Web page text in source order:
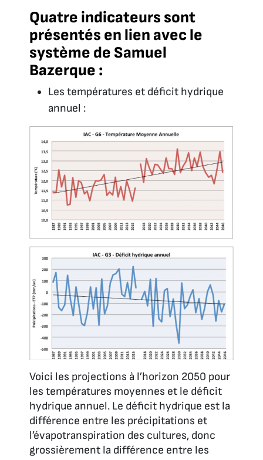
Quatre indicateurs sont
présentés en lien avec le
système de Samuel
Bazerque :
Les températures et déficit hydrique
annuel :
Voici les projections à l’horizon 2050 pour
les températures moyennes et le déficit
hydrique annuel. Le déficit hydrique est la
différence entre les précipitations et
l’évapotranspiration des cultures, donc
grossièrement la différence entre les